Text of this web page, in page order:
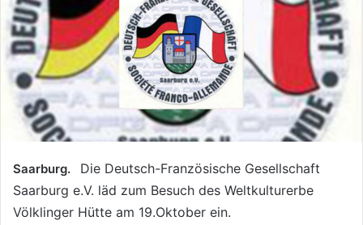
Saarburg. Die Deutsch-Französische Gesellschaft
Saarburg e.V. läd zum Besuch des Weltkulturerbe
Völklinger Hütte am 19.Oktober ein.